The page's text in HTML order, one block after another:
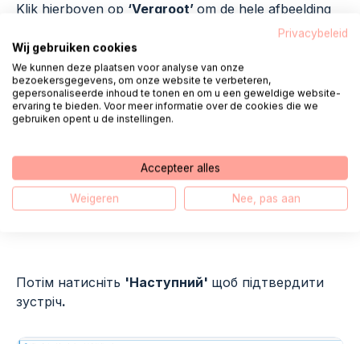
Klik hierboven op ‘Vergroot’ om de hele afbeelding
6.Afspraak verzetten
Nu bent u op het controle scherm.
Onderaan de pagina kiest u de reden waarom u de
afspraak verzet.
Потім натисніть 'Наступний' щоб підтвердити
зустріч.
Privacybeleid
Wij gebruiken cookies
We kunnen deze plaatsen voor analyse van onze
bezoekersgegevens, om onze website te verbeteren,
gepersonaliseerde inhoud te tonen en om u een geweldige website-
ervaring te bieden. Voor meer informatie over de cookies die we
gebruiken opent u de instellingen.
Accepteer alles
Weigeren Nee, pas aan